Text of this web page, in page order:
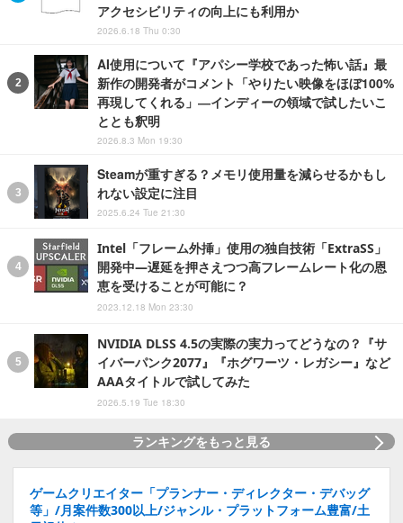
アクセシビリティの向上にも利用か
2026.6.18 Thu 0:30
AI使用について『アパシー学校であった怖い話』最
新作の開発者がコメント「やりたい映像をほぼ100%
再現してくれる」―インディーの領域で試したいこ
ととも釈明
2026.8.3 Mon 19:30
Steamが重すぎる？メモリ使用量を減らせるかもし
れない設定に注目
2025.6.24 Tue 21:30
Intel「フレーム外挿」使用の独自技術「ExtraSS」
開発中―遅延を押さえつつ高フレームレート化の恩
恵を受けることが可能に？
2023.12.18 Mon 23:30
NVIDIA DLSS 4.5の実際の実力ってどうなの？『サ
イバーパンク2077』『ホグワーツ・レガシー』など
AAAタイトルで試してみた
2026.5.19 Tue 18:30
ランキングをもっと見る
ゲームクリエイター「プランナー・ディレクター・デバッグ
等」/月案件数300以上/ジャンル・プラットフォーム豊富/土